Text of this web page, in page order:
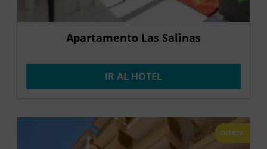
Apartamento Las Salinas
IR AL HOTEL
OFERTA